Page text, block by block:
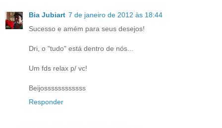
Bia Jubiart 7 de janeiro de 2012 às 18:44
Sucesso e amém para seus desejos!
Dri, o "tudo" está dentro de nós...
Um fds relax p/ vc!
Beijossssssssssss
Responder